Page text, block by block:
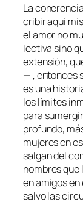
La
cri­bir aquí
el amor no
lec­ti­va sino
ex­ten­sión,
— , en­ton­ces
es una
los lí­mi­tes
pa­ra
pro­fun­do,
mu­je­res en
sal­gan del
hom­bres que
en ami­gos
sal­vo las